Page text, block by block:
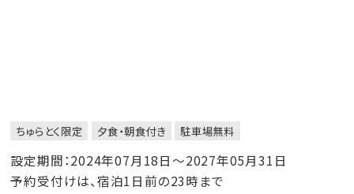
ちゅらとく限定 夕食・朝食付き 駐車場無料
設定期間：2024年07月18日～2027年05月31日
予約受付けは、宿泊1日前の23時まで